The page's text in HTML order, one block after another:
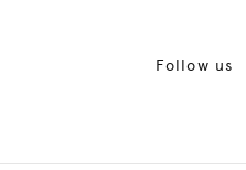
Follow us